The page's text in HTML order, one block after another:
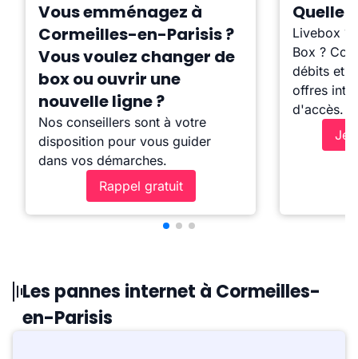
Vous emménagez à
Cormeilles-en-Parisis ?
Vous voulez changer de
box ou ouvrir une
nouvelle ligne ?
Nos conseillers sont à votre
disposition pour vous guider
dans vos démarches.
Rappel gratuit
Quelle
Livebox ?
Box ?
débits et
offres
d'accès.
Je
Les pannes internet à Cormeilles-
en-Parisis